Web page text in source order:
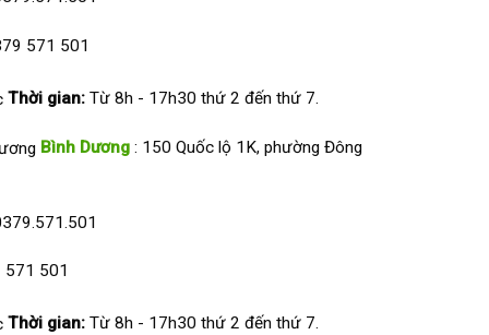
571 501
Thời gian:Từ 8h - 17h30 thứ 2 đến thứ 7.
Bình Dương: 150 Quốc lộ 1K, phường Đông
501
Thời gian:Từ 8h - 17h30 thứ 2 đến thứ 7.